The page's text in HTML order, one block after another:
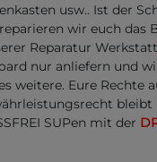
usw.. Ist der
wir euch das
Reparatur Werkstatt
nur anliefern und
weitere. Eure Rechte
SUPen mit der